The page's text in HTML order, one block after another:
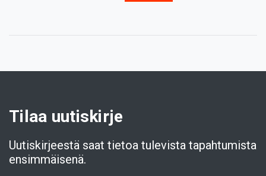
Tilaa uutiskirje
Uutiskirjeestä saat tietoa tulevista tapahtumista
ensimmäisenä.